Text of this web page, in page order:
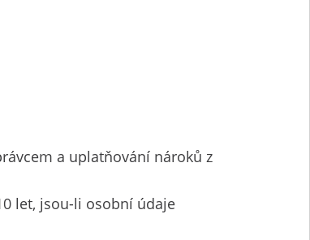
a uplatňování nároků z
let, jsou-li osobní údaje